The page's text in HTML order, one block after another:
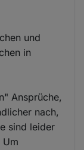
und
in
Ansprüche,
nach,
sind leider
Um